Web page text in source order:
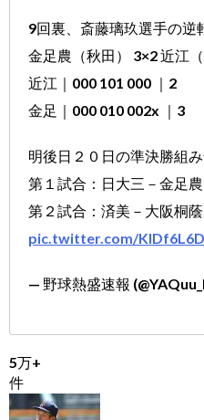
9回裏、斎藤璃玖選手の逆
金足農（秋田） 3×2 近江（
近江｜000 101 000 ｜2
金足｜000 010 002x ｜3
明後日２０日の準決勝組
第１試合：日大三－金足農
第２試合：済美－大阪桐蔭
pic.twitter.com/
— 野球熱盛速報
5万+
件